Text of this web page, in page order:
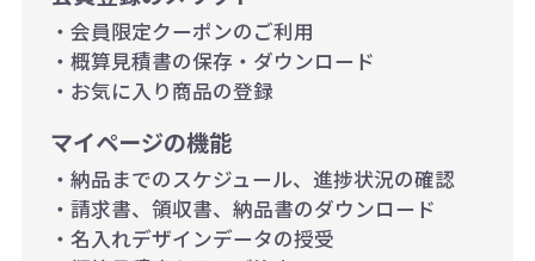
・会員限定クーポンのご利用
・概算見積書の保存・ダウンロード
・お気に入り商品の登録
マイページの機能
・納品までのスケジュール、進捗状況の確認
・請求書、領収書、納品書のダウンロード
・名入れデザインデータの授受